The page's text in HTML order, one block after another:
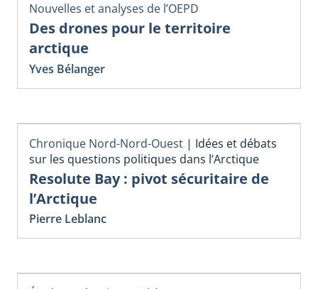
Nouvelles et analyses de l’OEPD
Des drones pour le territoire
arctique
Yves Bélanger
Chronique Nord-Nord-Ouest | Idées et débats
sur les questions politiques dans l’Arctique
Resolute Bay : pivot sécuritaire de
l’Arctique
Pierre Leblanc